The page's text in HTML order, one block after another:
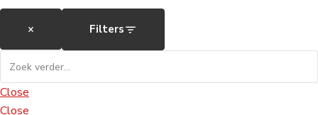
× Filters
Close
Close